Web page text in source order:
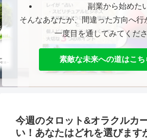
副業から始めた
そんなあなたが、間違った方向へ行
一度目を通してみてくださ
素敵な未来への道はこち
今週のタロット&オラクルカ
い！あなたはどれを選びます